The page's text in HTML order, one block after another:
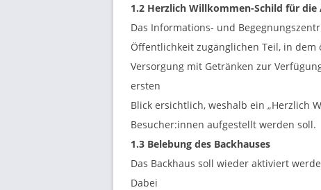
N
G
E
N
1.2 Herzlich Willkommen-Schild für die
Das Informations- und
Öffentlichkeit zugänglichen Teil, in
Versorgung mit Getränken zur
ersten
Blick ersichtlich, weshalb ein „Herzlich
Besucher:innen aufgestellt werden soll.
1.3 Belebung des Backhauses
Das Backhaus soll wieder aktiviert
Dabei